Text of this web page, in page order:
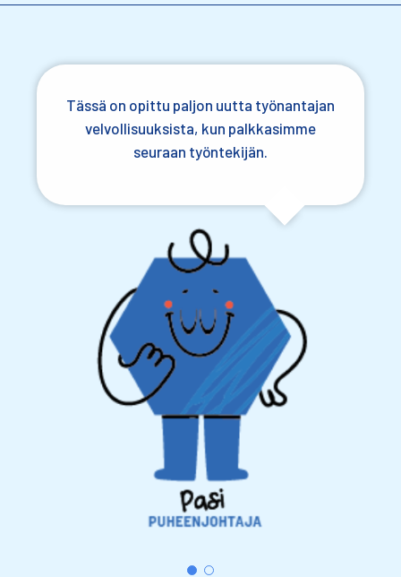
Tässä on opittu paljon uutta työnantajan
velvollisuuksista, kun palkkasimme
seuraan työntekijän.